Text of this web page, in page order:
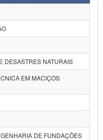
DESASTRES NATURAIS
EM MACIÇOS
DE FUNDAÇÕES